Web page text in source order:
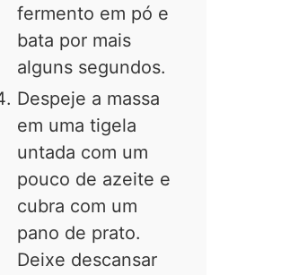
fermento em pó e
bata por mais
alguns segundos.
Despeje a massa
em uma tigela
untada com um
pouco de azeite e
cubra com um
pano de prato.
Deixe descansar